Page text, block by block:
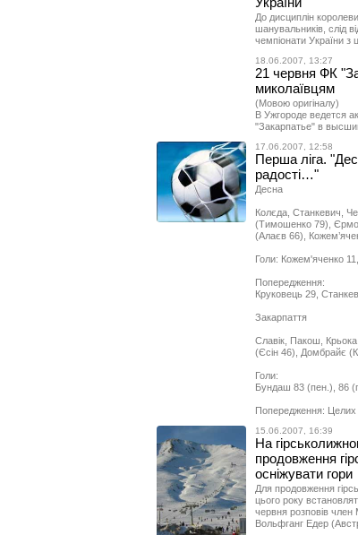
До дисциплін
шанувальників, слід
чемпіонати України з
18.06.2007, 13:27
21 червня ФК
миколаївцям
(Мовою оригіналу)
В Ужгороде ведется
"Закарпатье" в
17.06.2007, 12:58
Перша ліга.
радості…"
Десна
Колєда, Станкевич,
(Тимошенко 79),
(Алаєв 66),
Голи: Кожем'яченко
Попередження:
Круковець 29,
Закарпаття
Славік, Пакош,
(Єсін 46), Домбрайє
Голи:
Бундаш 83 (пен.), 86
Попередження:
15.06.2007, 16:39
На
продовження
осніжувати гори
Для продовження
цього року
червня розповів член
Вольфганг Едер